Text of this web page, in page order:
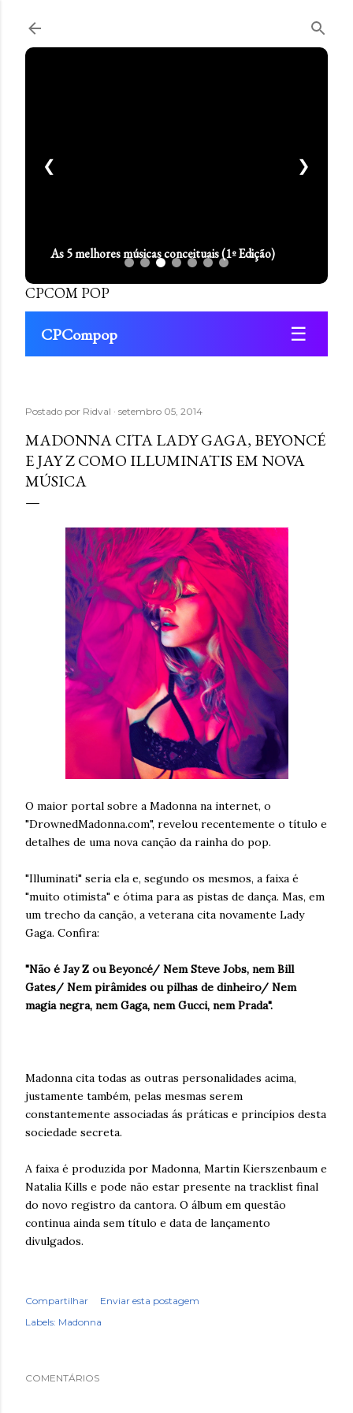
As 5 melhores músicas conceituais (1º Edição)
❮ ❯
CPCOM POP
CPCompop ☰
Postado por Ridval setembro 05, 2014
MADONNA CITA LADY GAGA, BEYONCÉ
E JAY Z COMO ILLUMINATIS EM NOVA
MÚSICA
O maior portal sobre a Madonna na internet, o
"DrownedMadonna.com", revelou recentemente o título e
detalhes de uma nova canção da rainha do pop.
"Illuminati" seria ela e, segundo os mesmos, a faixa é
"muito otimista" e ótima para as pistas de dança. Mas, em
um trecho da canção, a veterana cita novamente Lady
Gaga. Confira:
"Não é Jay Z ou Beyoncé/ Nem Steve Jobs, nem Bill
Gates/ Nem pirâmides ou pilhas de dinheiro/ Nem
magia negra, nem Gaga, nem Gucci, nem Prada".
Madonna cita todas as outras personalidades acima,
justamente também, pelas mesmas serem
constantemente associadas ás práticas e princípios desta
sociedade secreta.
A faixa é produzida por Madonna, Martin Kierszenbaum e
Natalia Kills e pode não estar presente na tracklist final
do novo registro da cantora. O álbum em questão
continua ainda sem título e data de lançamento
divulgados.
Compartilhar
Enviar esta postagem
Labels: Madonna
COMENTÁRIOS